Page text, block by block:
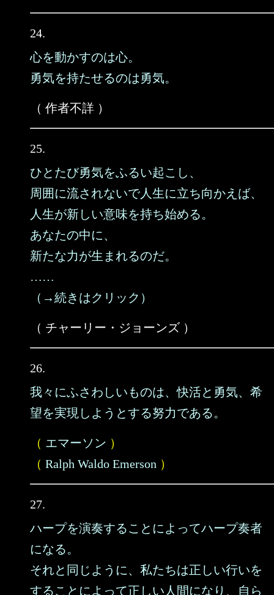
24.
心を動かすのは心。
勇気を持たせるのは勇気。
（ 作者不詳 ）
25.
ひとたび勇気をふるい起こし、
周囲に流されないで人生に立ち向かえば、
人生が新しい意味を持ち始める。
あなたの中に、
新たな力が生まれるのだ。
……
（→続きはクリック）
（ チャーリー・ジョーンズ ）
26.
我々にふさわしいものは、快活と勇気、希
望を実現しようとする努力である。
（ エマーソン ）
（ Ralph Waldo Emerson ）
27.
ハープを演奏することによってハープ奏者
になる。
それと同じように、私たちは正しい行いを
することによって正しい人間になり、自ら